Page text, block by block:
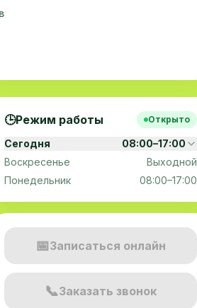
🕒Режим работы Открыто
Сегодня
08:00–17:00
Воскресенье
Выходной
Понедельник
08:00–17:00
📅Записаться онлайн
📞Заказать звонок